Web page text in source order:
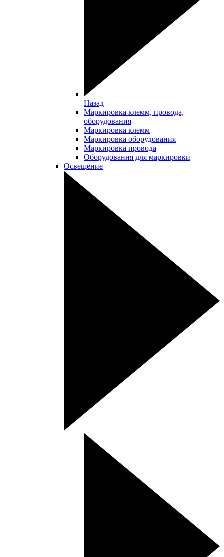
Назад
Маркировка клемм, провода,
оборудования
Маркировка клемм
Маркировка оборудования
Маркировка провода
Оборудования для маркировки
Освещение